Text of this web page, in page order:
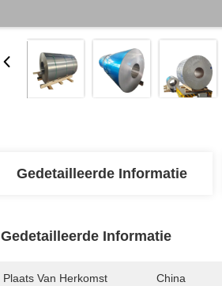
Gedetailleerde Informatie
Gedetailleerde Informatie
Plaats Van Herkomst China